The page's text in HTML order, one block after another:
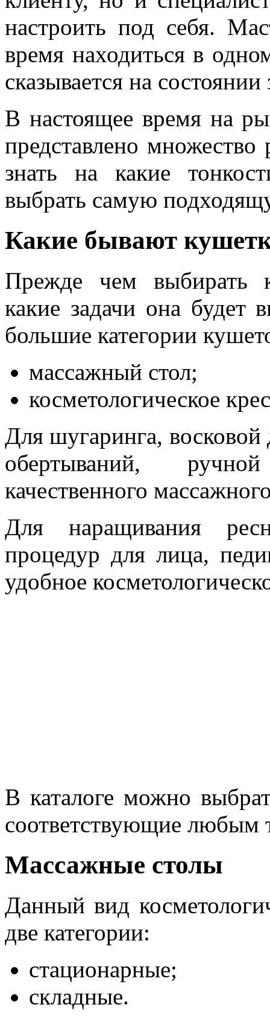
настроить под себя.
время находиться в
сказывается на состоянии
В настоящее время на
представлено
знать на какие
выбрать самую
Какие бывают
Прежде чем выбирать
какие задачи она будет
большие категории
массажный стол;
косметологическое
Для шугаринга,
обертываний,
качественного
Для наращивания
процедур для лица,
удобное
В каталоге можно
соответствующие любым
Массажные столы
Данный вид
две категории:
стационарные;
складные.